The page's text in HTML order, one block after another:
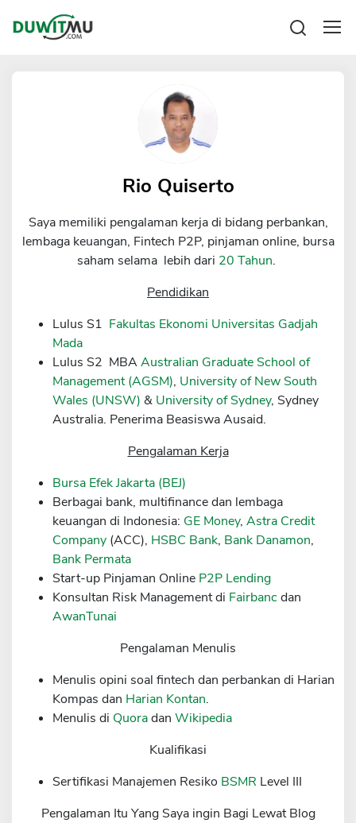
Mengelola keuangan
Pinjaman Online
Hutang
KTA
Broker Forex
Sekuritas Saham
Bank Digital
Crypto
Exchange
Asuransi
Asuransi Jiwa
Asuransi Kesehatan
Asuransi Syariah
Rio Quiserto
Saya memiliki pengalaman kerja di bidang perbankan,
lembaga keuangan, Fintech P2P, pinjaman online, bursa
saham selama lebih dari 20 Tahun.
Pendidikan
Lulus S1 Fakultas Ekonomi Universitas Gadjah
Mada
Lulus S2 MBAAustralian Graduate School of
Management (AGSM), University of New South
Wales (UNSW) & University of Sydney, Sydney
Australia. Penerima Beasiswa Ausaid.
Pengalaman Kerja
Bursa Efek Jakarta (BEJ)
Berbagai bank, multifinance dan lembaga
keuangan di Indonesia: GE Money,Astra Credit
Company (ACC), HSBC Bank, Bank Danamon,
Bank Permata
Start-up Pinjaman Online P2P Lending
Konsultan Risk Management di Fairbancdan
AwanTunai
Pengalaman Menulis
Menulis opini soal fintech dan perbankan di Harian
Kompas dan Harian Kontan.
Menulis di QuoradanWikipedia
Kualifikasi
Sertifikasi Manajemen Resiko BSMR Level III
Pengalaman Itu Yang Saya ingin Bagi Lewat Blog